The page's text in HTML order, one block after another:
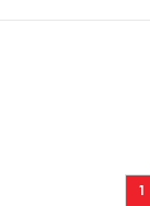
1